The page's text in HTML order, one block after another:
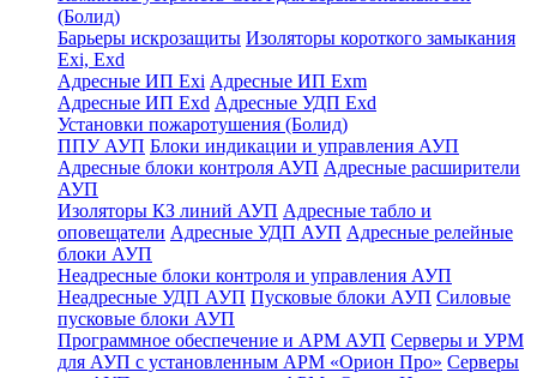
(Болид)
Барьеры искрозащиты Изоляторы короткого замыкания
Exi, Exd
Адресные ИП Exi Адресные ИП Exm
Адресные ИП Exd Адресные УДП Exd
Установки пожаротушения (Болид)
ППУ АУП Блоки индикации и управления АУП
Адресные блоки контроля АУП Адресные расширители
АУП
Изоляторы КЗ линий АУП Адресные табло и
оповещатели Адресные УДП АУП Адресные релейные
блоки АУП
Неадресные блоки контроля и управления АУП
Неадресные УДП АУП Пусковые блоки АУП Силовые
пусковые блоки АУП
Программное обеспечение и АРМ АУП Серверы и УРМ
для АУП с установленным АРМ «Орион Про» Серверы